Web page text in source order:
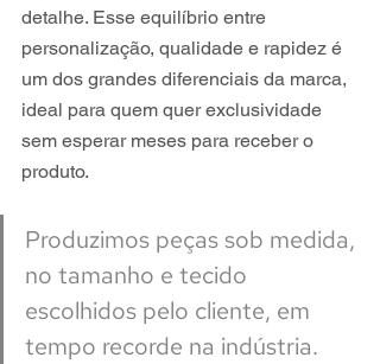
detalhe. Esse equilíbrio entre
personalização, qualidade e rapidez é
um dos grandes diferenciais da marca,
ideal para quem quer exclusividade
sem esperar meses para receber o
produto.
Produzimos peças sob medida,
no tamanho e tecido
escolhidos pelo cliente, em
tempo recorde na indústria.